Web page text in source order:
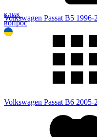
Volkswagen Passat B5 1996-
Volkswagen Passat B6 2005-
клик
вопрос